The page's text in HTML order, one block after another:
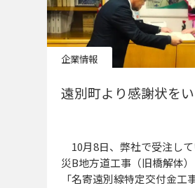
企業情報
遠別町より感謝状をい
10月8日、弊社で受注し
災B地方道工事（旧橋解体
「名寄遠別線特定交付金工